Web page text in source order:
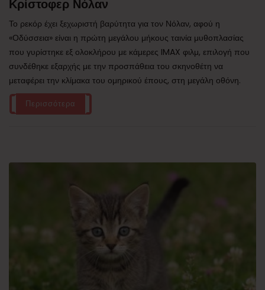
Κρίστοφερ Νόλαν
Το ρεκόρ έχει ξεχωριστή βαρύτητα για τον Νόλαν, αφού η
«Οδύσσεια» είναι η πρώτη μεγάλου μήκους ταινία μυθοπλασίας
που γυρίστηκε εξ ολοκλήρου με κάμερες IMAX φιλμ, επιλογή που
συνδέθηκε εξαρχής με την προσπάθεια του σκηνοθέτη να
μεταφέρει την κλίμακα του ομηρικού έπους, στη μεγάλη οθόνη.
Περισσότερα